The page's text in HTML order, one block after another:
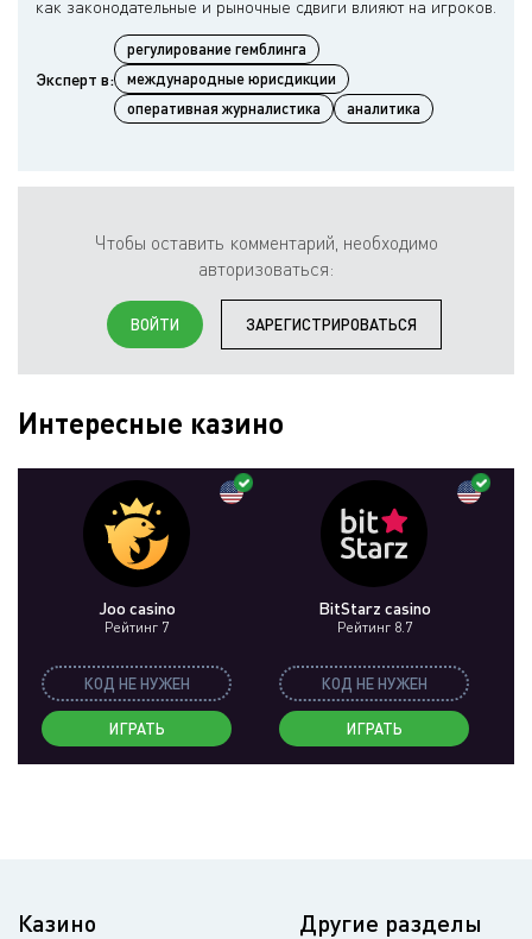
Эксперт в:
регулирование гемблинга
международные юрисдикции
оперативная журналистика
аналитика
Чтобы оставить комментарий, необходимо
авторизоваться:
ВОЙТИ ЗАРЕГИСТРИРОВАТЬСЯ
Интересные казино
Joo casino
Рейтинг 7
КОД НЕ НУЖЕН
ИГРАТЬ
BitStarz casino
Рейтинг 8.7
КОД НЕ НУЖЕН
ИГРАТЬ
Казино Другие разделы